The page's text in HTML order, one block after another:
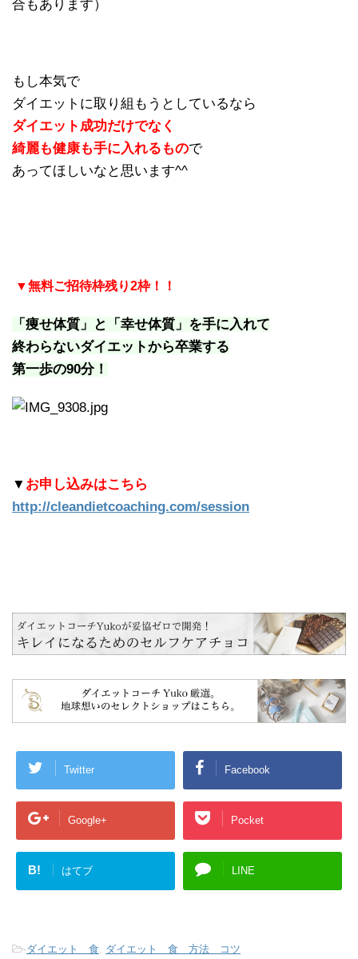
合もあります）
もし本気で
ダイエットに取り組もうとしているなら
ダイエット成功だけでなく
綺麗も健康も手に入れるもので
あってほしいなと思います^^
▼無料ご招待枠残り2枠！！
「痩せ体質」と「幸せ体質」を手に入れて
終わらないダイエットから卒業する
第一歩の90分！
▼ お申し込みはこちら
http://cleandietcoaching.com/session
Twitter Facebook
Google+ Pocket
B! はてブ LINE
-ダイエット 食 ダイエット 食 方法 コツ